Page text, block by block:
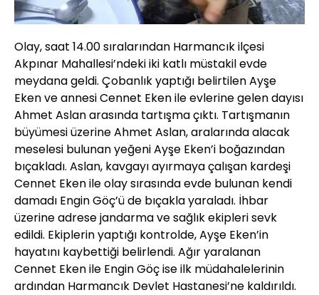
Olay, saat 14.00 sıralarından Harmancık ilçesi
Akpınar Mahallesi’ndeki iki katlı müstakil evde
meydana geldi. Çobanlık yaptığı belirtilen Ayşe
Eken ve annesi Cennet Eken ile evlerine gelen dayısı
Ahmet Aslan arasında tartışma çıktı. Tartışmanın
büyümesi üzerine Ahmet Aslan, aralarında alacak
meselesi bulunan yeğeni Ayşe Eken’i boğazından
bıçakladı. Aslan, kavgayı ayırmaya çalışan kardeşi
Cennet Eken ile olay sırasında evde bulunan kendi
damadı Engin Göç’ü de bıçakla yaraladı. İhbar
üzerine adrese jandarma ve sağlık ekipleri sevk
edildi. Ekiplerin yaptığı kontrolde, Ayşe Eken’in
hayatını kaybettiği belirlendi. Ağır yaralanan
Cennet Eken ile Engin Göç ise ilk müdahalelerinin
ardından Harmancık Devlet Hastanesi’ne kaldırıldı.